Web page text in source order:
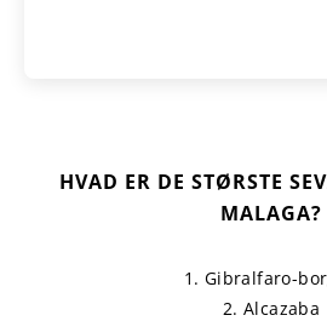
HVAD ER DE STØRSTE
MALAGA?
1. Gibralfaro-
2. Alcazaba